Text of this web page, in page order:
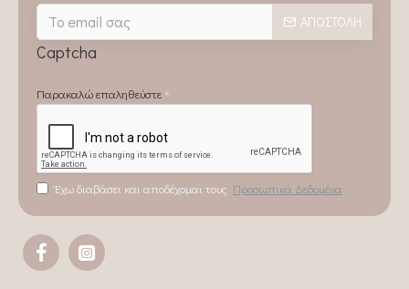
ΑΠΟΣΤΟΛΉ
Captcha
Παρακαλώ επαληθεύστε
Έχω διαβάσει και αποδέχομαι τους Προσωπικά Δεδομένα